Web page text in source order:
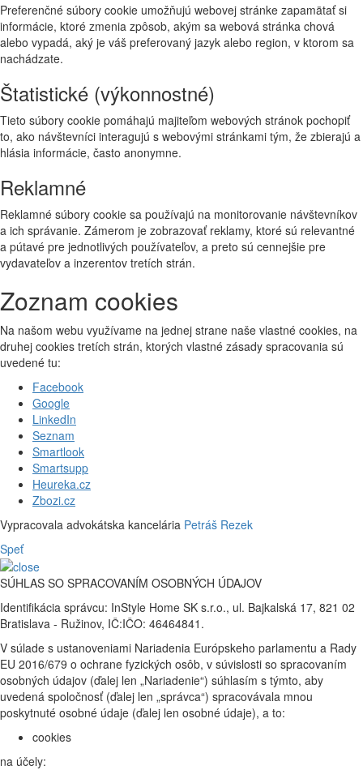
Preferenčné súbory cookie umožňujú webovej stránke zapamätať si
informácie, ktoré zmenia zpôsob, akým sa webová stránka chová
alebo vypadá, aký je váš preferovaný jazyk alebo region, v ktorom sa
nachádzate.
Štatistické (výkonnostné)
Tieto súbory cookie pomáhajú majiteľom webových stránok pochopiť
to, ako návštevníci interagujú s webovými stránkami tým, že zbierajú a
hlásia informácie, často anonymne.
Reklamné
Reklamné súbory cookie sa používajú na monitorovanie návštevníkov
a ich správanie. Zámerom je zobrazovať reklamy, ktoré sú relevantné
a pútavé pre jednotlivých používateľov, a preto sú cennejšie pre
vydavateľov a inzerentov tretích strán.
Zoznam cookies
Na našom webu využívame na jednej strane naše vlastné cookies, na
druhej cookies tretích strán, ktorých vlastné zásady spracovania sú
uvedené tu:
Facebook
Google
LinkedIn
Seznam
Smartlook
Smartsupp
Heureka.cz
Zbozi.cz
Vypracovala advokátska kancelária Petráš Rezek
Speť
SÚHLAS SO SPRACOVANÍM OSOBNÝCH ÚDAJOV
Identifikácia správcu: InStyle Home SK s.r.o., ul. Bajkalská 17, 821 02
Bratislava - Ružinov, IČ:IČO: 46464841.
V súlade s ustanoveniami Nariadenia Európskeho parlamentu a Rady
EU 2016/679 o ochrane fyzických osôb, v súvislosti so spracovaním
osobných údajov (ďalej len „Nariadenie“) súhlasím s týmto, aby
uvedená spoločnosť (ďalej len „správca“) spracovávala mnou
poskytnuté osobné údaje (ďalej len osobné údaje), a to:
cookies
na účely: